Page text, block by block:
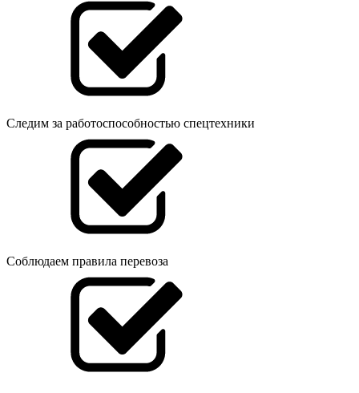
Следим за работоспособностью спецтехники
Соблюдаем правила перевоза